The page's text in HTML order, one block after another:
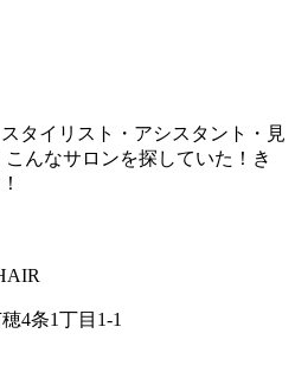
タイリスト・アシスタント・見
んなサロンを探していた！き
穂4条1丁目1-1